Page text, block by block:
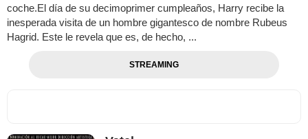
coche.El día de su decimoprimer cumpleaños, Harry recibe la
inesperada visita de un hombre gigantesco de nombre Rubeus
Hagrid. Este le revela que es, de hecho, ...
STREAMING